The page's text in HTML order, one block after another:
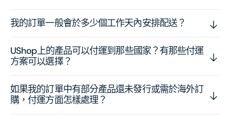
我的訂單一般會於多少個工作天內安排配送？
UShop上的產品可以付運到那些國家？有那些付運
方案可以選擇？
如果我的訂單中有部分產品還未發行或需於海外訂
購，付運方面怎樣處理？